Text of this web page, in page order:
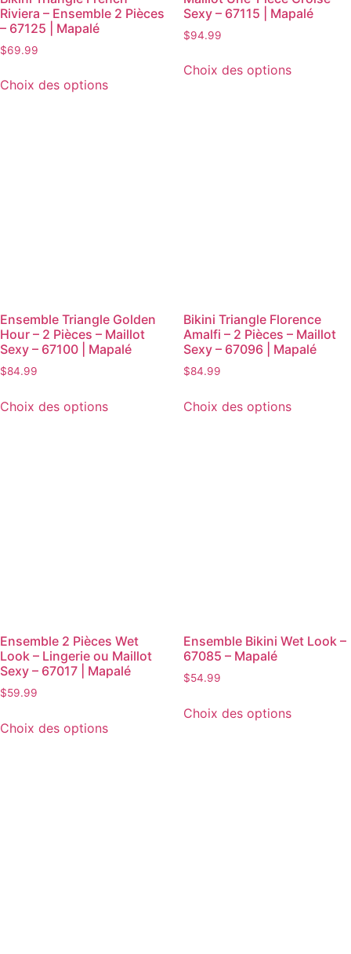
Riviera – Ensemble 2 Pièces
– 67125 | Mapalé
$69.99
Choix des options
Sexy – 67115 | Mapalé
$94.99
Choix des options
Ensemble Triangle Golden
Hour – 2 Pièces – Maillot
Sexy – 67100 | Mapalé
$84.99
Choix des options
Bikini Triangle Florence
Amalfi – 2 Pièces – Maillot
Sexy – 67096 | Mapalé
$84.99
Choix des options
Ensemble 2 Pièces Wet
Look – Lingerie ou Maillot
Sexy – 67017 | Mapalé
$59.99
Choix des options
Ensemble Bikini Wet Look –
67085 – Mapalé
$54.99
Choix des options